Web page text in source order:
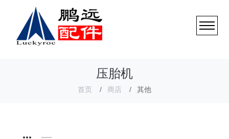
压胎机
首页 商店 其他